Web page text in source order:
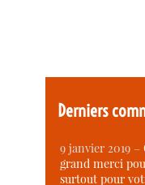
Derniers
9 janvier 2019 –
grand merci
surtout pour